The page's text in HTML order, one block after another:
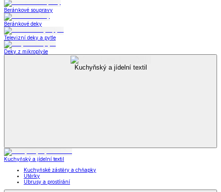
Beránkové soupravy
Beránkové deky
Televizní deky a pytle
Deky z mikroplyše
Kuchyňský a jídelní textil
Kuchyňský a jídelní textil
Kuchyňské zástěry a chňapky
Utěrky
Ubrusy a prostírání